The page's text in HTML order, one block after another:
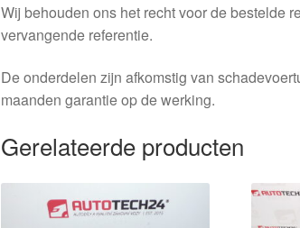
Wij behouden ons het recht voor de bestelde
vervangende referentie.
De onderdelen zijn afkomstig van
maanden garantie op de werking.
Gerelateerde producten